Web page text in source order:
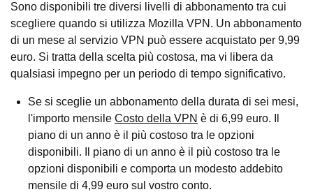
Sono disponibili tre diversi livelli di abbonamento tra cui
scegliere quando si utilizza Mozilla VPN. Un abbonamento
di un mese al servizio VPN può essere acquistato per 9,99
euro. Si tratta della scelta più costosa, ma vi libera da
qualsiasi impegno per un periodo di tempo significativo.
Se si sceglie un abbonamento della durata di sei mesi,
l'importo mensile Costo della VPN è di 6,99 euro. Il
piano di un anno è il più costoso tra le opzioni
disponibili. Il piano di un anno è il più costoso tra le
opzioni disponibili e comporta un modesto addebito
mensile di 4,99 euro sul vostro conto.